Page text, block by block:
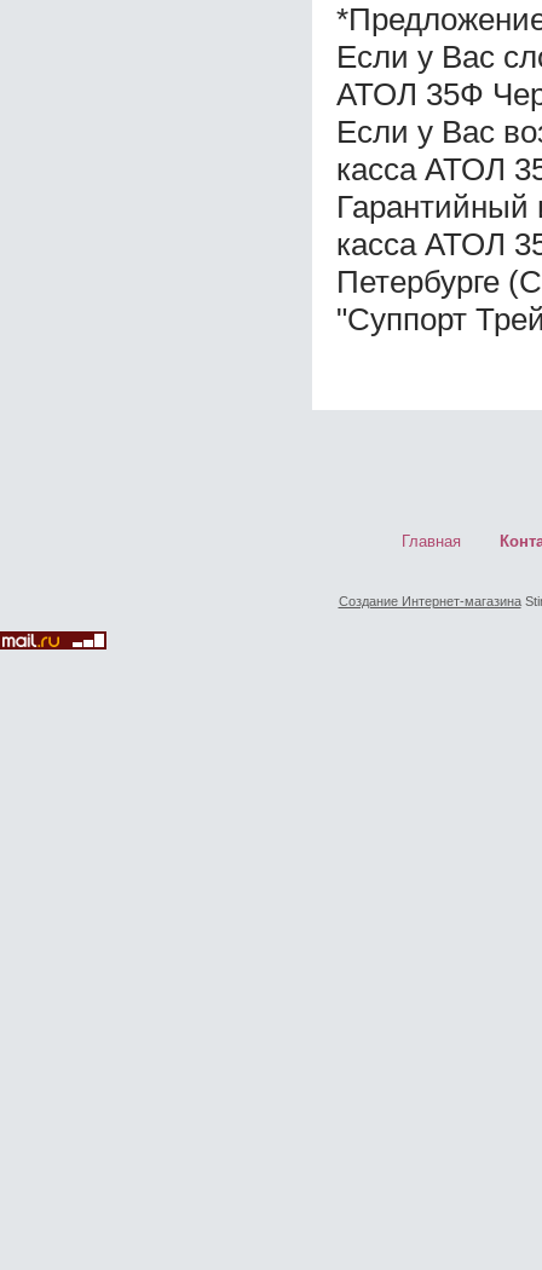
Если у Вас
АТОЛ 35Ф
Если у Вас
касса АТОЛ
Гарантийный
касса АТОЛ
Петербурге
"Суппорт
Главная
Создание Интернет-магазина